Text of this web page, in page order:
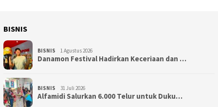
BISNIS
BISNIS 1 Agustus 2026
Danamon Festival Hadirkan Keceriaan dan …
BISNIS 31 Juli 2026
Alfamidi Salurkan 6.000 Telur untuk Duku…